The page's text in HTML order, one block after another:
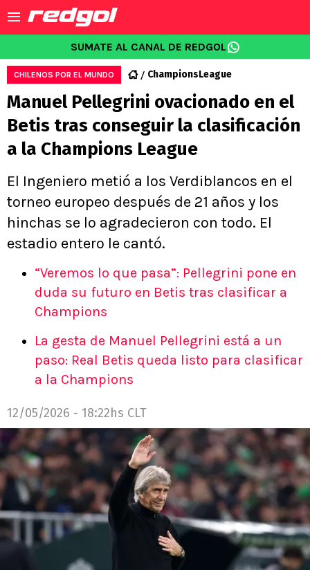
SUMATE AL CANAL DE REDGOL
CHILENOS POR EL MUNDO ChampionsLeague
Manuel Pellegrini ovacionado en el
Betis tras conseguir la clasificación
a la Champions League
El Ingeniero metió a los Verdiblancos en el
torneo europeo después de 21 años y los
hinchas se lo agradecieron con todo. El
estadio entero le cantó.
“Veremos lo que pasa”: Pellegrini pone en
duda su futuro en Betis tras clasificar a
Champions
La gesta de Manuel Pellegrini está a un
paso: Real Betis queda listo para clasificar
a la Champions
12/05/2026 - 18:22hs CLT